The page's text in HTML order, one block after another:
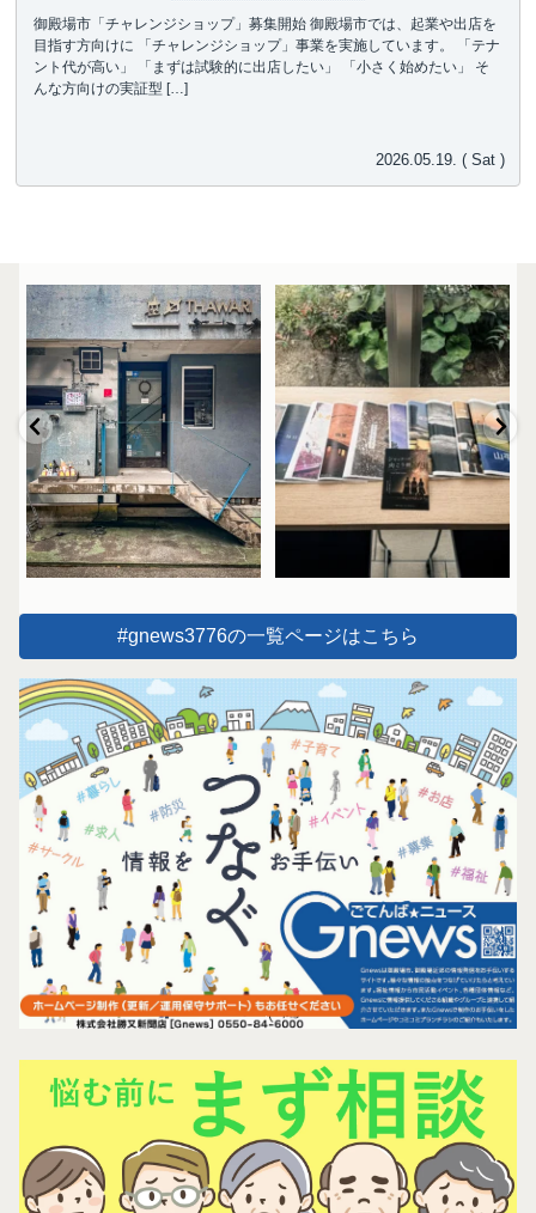
御殿場市「チャレンジショップ」募集開始 御殿場市では、起業や出店を
目指す方向けに 「チャレンジショップ」事業を実施しています。 「テナ
ント代が高い」 「まずは試験的に出店したい」 「小さく始めたい」 そ
んな方向けの実証型 […]
2026.05.19. ( Sat )
#gnews3776の一覧ページはこちら